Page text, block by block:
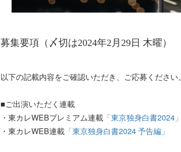
募集要項（〆切は2024年2月29日 木曜）
以下の記載内容をご確認いただき、ご応募ください。
■ご出演いただく連載
・東カレWEBプレミアム連載 「東京独身白書2024」
・東カレWEB連載 「東京独身白書2024 予告編」